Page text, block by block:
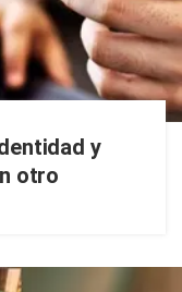
y
otro